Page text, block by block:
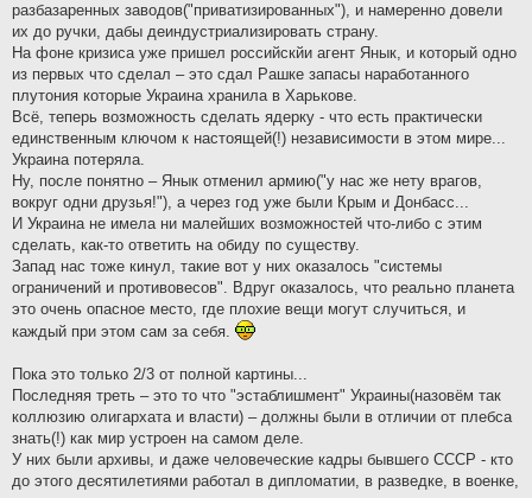
разбазаренных заводов("приватизированных"), и намеренно довели
их до ручки, дабы деиндустриализировать страну.
На фоне кризиса уже пришел российскйи агент Янык, и который одно
из первых что сделал – это сдал Рашке запасы наработанного
плутония которые Украина хранила в Харькове.
Всё, теперь возможность сделать ядерку - что есть практически
единственным ключом к настоящей(!) независимости в этом мире...
Украина потеряла.
Ну, после понятно – Янык отменил армию("у нас же нету врагов,
вокруг одни друзья!"), а через год уже были Крым и Донбасс...
И Украина не имела ни малейших возможностей что-либо с этим
сделать, как-то ответить на обиду по существу.
Запад нас тоже кинул, такие вот у них оказалось "системы
ограничений и противовесов". Вдруг оказалось, что реально планета
это очень опасное место, где плохие вещи могут случиться, и
каждый при этом сам за себя.
Пока это только 2/3 от полной картины...
Последняя треть – это то что "эстаблишмент" Украины(назовём так
коллюзию олигархата и власти) – должны были в отличии от плебса
знать(!) как мир устроен на самом деле.
У них были архивы, и даже человеческие кадры бывшего СССР - кто
до этого десятилетиями работал в дипломатии, в разведке, в военке,